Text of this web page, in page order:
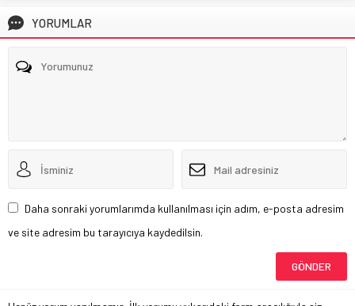
YORUMLAR
Daha sonraki yorumlarımda kullanılması için adım, e-posta adresim
ve site adresim bu tarayıcıya kaydedilsin.